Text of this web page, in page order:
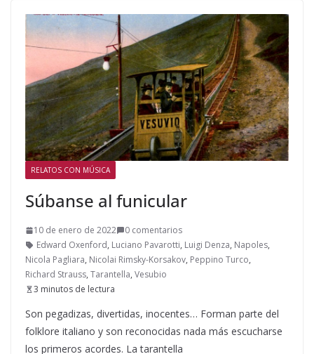
RELATOS CON MÚSICA
Súbanse al funicular
10 de enero de 2022
0 comentarios
Edward Oxenford, Luciano Pavarotti, Luigi Denza, Napoles,
Nicola Pagliara, Nicolai Rimsky-Korsakov, Peppino Turco,
Richard Strauss, Tarantella, Vesubio
3 minutos de lectura
Son pegadizas, divertidas, inocentes… Forman parte del
folklore italiano y son reconocidas nada más escucharse
los primeros acordes. La tarantella